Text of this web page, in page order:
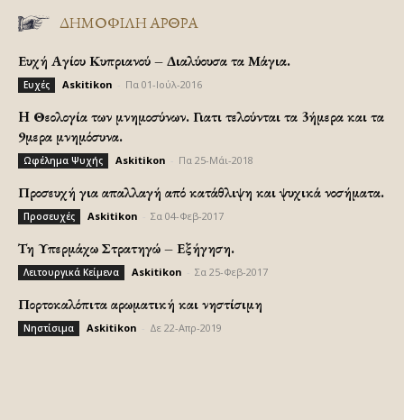
ΔΗΜΟΦΙΛΗ ΑΡΘΡΑ
Ευχή Αγίου Κυπριανού – Διαλύουσα τα Μάγια.
Ευχές Askitikon Πα 01-Ιούλ-2016
H Θεολογία των μνημοσύνων. Γιατι τελούνται τα 3ήμερα και τα
9μερα μνημόσυνα.
Ωφέλημα Ψυχής Askitikon Πα 25-Μάι-2018
Προσευχή για απαλλαγή από κατάθλιψη και ψυχικά νοσήματα.
Προσευχές Askitikon Σα 04-Φεβ-2017
Τη Υπερμάχω Στρατηγώ – Εξήγηση.
Λειτουργικά Κείμενα Askitikon Σα 25-Φεβ-2017
Πορτοκαλόπιτα αρωματική και νηστίσιμη
Νηστίσιμα Askitikon Δε 22-Απρ-2019